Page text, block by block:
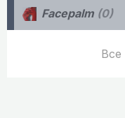
Facepalm (0)